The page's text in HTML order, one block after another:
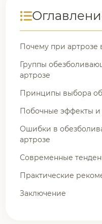
Почему при артрозе
Группы
артрозе
Принципы выбора
Побочные эффекты
Ошибки в
артрозе
Современные
Практические
Заключение